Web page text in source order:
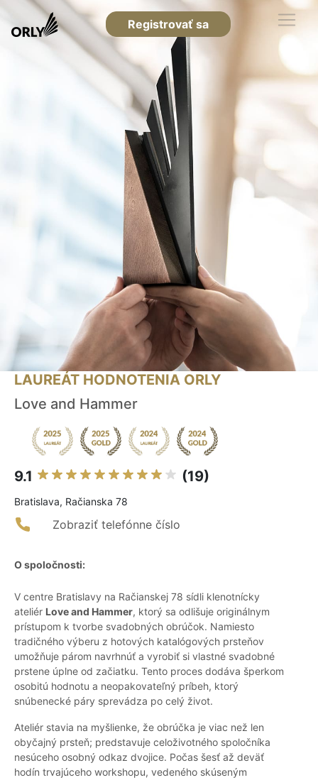
Registrovať sa
LAUREÁT HODNOTENIA ORLY
Love and Hammer
9.1 (19)
Bratislava, Račianska 78
Zobraziť telefónne číslo
O spoločnosti:
V centre Bratislavy na Račianskej 78 sídli klenotnícky
ateliér Love and Hammer, ktorý sa odlišuje originálnym
prístupom k tvorbe svadobných obrúčok. Namiesto
tradičného výberu z hotových katalógových prsteňov
umožňuje párom navrhnúť a vyrobiť si vlastné svadobné
prstene úplne od začiatku. Tento proces dodáva šperkom
osobitú hodnotu a neopakovateľný príbeh, ktorý
snúbenecké páry sprevádza po celý život.
Ateliér stavia na myšlienke, že obrúčka je viac než len
obyčajný prsteň; predstavuje celoživotného spoločníka
nesúceho osobný odkaz dvojice. Počas šesť až deväť
hodín trvajúceho workshopu, vedeného skúseným